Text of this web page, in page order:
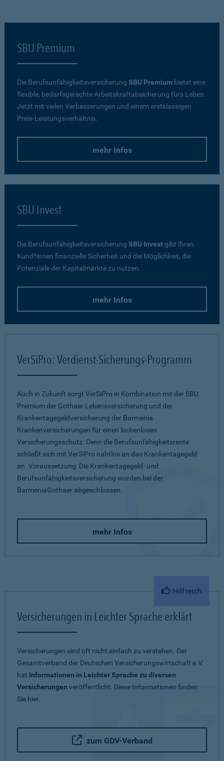
SBU Premium
Die Berufsunfähigkeitsversicherung SBU Premium bietet eine
flexible, bedarfsgerechte Arbeitskraftabsicherung fürs Leben.
Jetzt mit vielen Verbesserungen und einem erstklassigen
Preis-Leistungsverhältnis.
mehr Infos
SBU Invest
Die Berufsunfähigkeitsversicherung SBU Investgibt Ihren
Kund*innen finanzielle Sicherheit und die Möglichkeit, die
Potenziale der Kapitalmärkte zu nutzen.
mehr Infos
VerSiPro: Verdienst-Sicherungs-Programm
Auch in Zukunft sorgt VerSiPro in Kombination mit der SBU
Premium der Gothaer Lebensversicherung und der
Krankentagegeldversicherung der Barmenia
Krankenversicherungen für einen lückenlosen
Versicherungsschutz. Denn die Berufsunfähigkeitsrente
schließt sich mit VerSiPro nahtlos an das Krankentagegeld
an. Voraussetzung: Die Krankentagegeld- und
Berufsunfähigkeitsversicherung wurden bei der
BarmeniaGothaer abgeschlossen.
mehr Infos
Hilfreich
Versicherungen in Leichter Sprache erklärt
Versicherungen sind oft nicht einfach zu verstehen. Der
Gesamtverband der Deutschen Versicherungswirtschaft e.V.
hat Informationen in Leichter Sprache zu diversen
Versicherungen veröffentlicht. Diese Informationen finden
Sie hier.
zum GDV-Verband